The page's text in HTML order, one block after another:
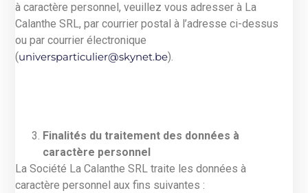
à caractère personnel, veuillez vous adresser à La
Calanthe SRL, par courrier postal à l’adresse ci-dessus
ou par courrier électronique
(universparticulier@skynet.be).
Finalités du traitement des données à
caractère personnel
La Société La Calanthe SRL traite les données à
caractère personnel aux fins suivantes :